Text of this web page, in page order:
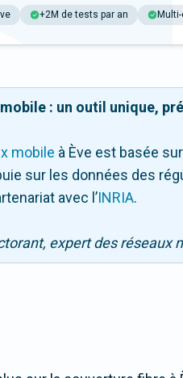
+2M de tests par an
: un outil unique,
mobile à Ève est basée
sur les données des
avec l ’INRIA.
expert des réseaux